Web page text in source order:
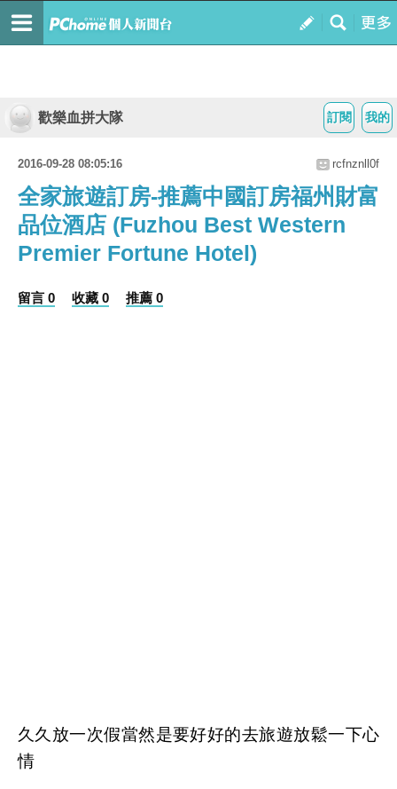
我的
訂閱
歡樂血拼大隊
2016-09-28 08:05:16 rcfnznll0f
全家旅遊訂房-推薦中國訂房福州財富
品位酒店 (Fuzhou Best Western
Premier Fortune Hotel)
留言 0 收藏 0 推薦 0
久久放一次假當然是要好好的去旅遊放鬆一下心
情